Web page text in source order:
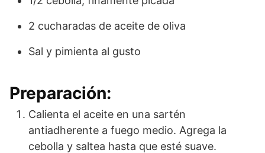
2 cucharadas de aceite de oliva
Sal y pimienta al gusto
Preparación:
Calienta el aceite en una sartén
antiadherente a fuego medio. Agrega la
cebolla y saltea hasta que esté suave.